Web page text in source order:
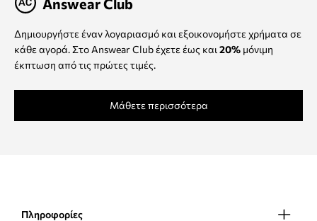
Answear Club
Δημιουργήστε έναν λογαριασμό και εξοικονομήστε χρήματα σε
κάθε αγορά. Στο Answear Club έχετε έως και 20% μόνιμη
έκπτωση από τις πρώτες τιμές.
Μάθετε περισσότερα
Πληροφορίες